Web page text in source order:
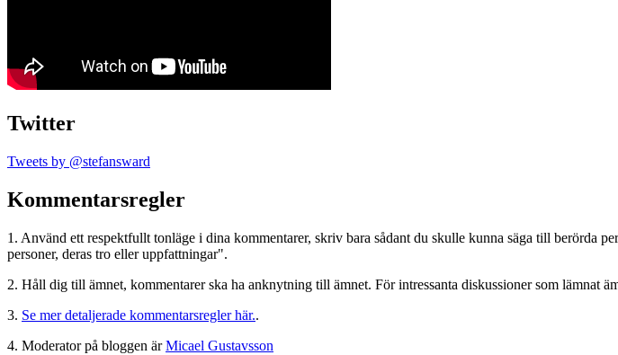
Twitter
Tweets by @stefansward
Kommentarsregler
1. Använd ett respektfullt tonläge i dina kommentarer, skriv bara sådant du skulle kunna säga till berörda
personer, deras tro eller uppfattningar".
2. Håll dig till ämnet, kommentarer ska ha anknytning till ämnet. För intressanta diskussioner som lämnat
3. Se mer detaljerade kommentarsregler här..
4. Moderator på bloggen ärMicael Gustavsson